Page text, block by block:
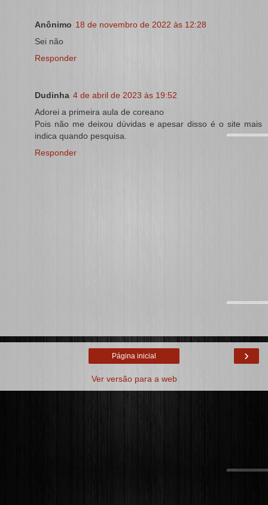
Anônimo 18 de novembro de 2022 às 12:28
Sei não
Responder
Dudinha 4 de abril de 2023 às 19:52
Adorei a primeira aula de coreano
Pois não me deixou dúvidas e apesar disso é o site mais
indica quando pesquisa.
Responder
›
Página inicial
Ver versão para a web